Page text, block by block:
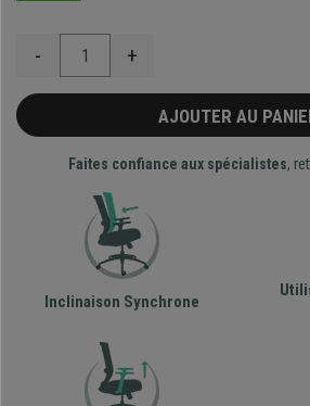
- +
AJOUTER AU
Faites confiance aux spécialistes,
Inclinaison Synchrone